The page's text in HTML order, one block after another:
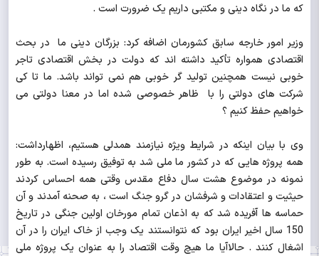
که ما در نگاه دینی و مکتبی داریم یک ضرورت است .
وزیر امور خارجه سابق کشورمان اضافه کرد: بزرگان دینی ما در بحث
اقتصادی همواره تأکید داشته اند که دولت در بخش اقتصادی تاجر
خوبی نیست همچنین تولید گر خوبی هم نمی تواند باشد. ما تا کی
شرکت های دولتی را با ظاهر خصوصی شده اما در معنا دولتی می
خواهیم حفظ کنیم ؟
وی با بیان اینکه در شرایط ویژه نیازمند همدلی هستیم، اظهارداشت:
همه پروژه هایی که در کشور ما ملی شد به توفیق رسیده است. به طور
نمونه در موضوع هشت سال دفاع مقدس وقتی همه احساس کردند
حیثیت و اعتقادات و شرفشان در گرو جنگ است ، به صحنه آمدند و آن
حماسه ها آفریده شد که به اذعان تمام مورخان اولین جنگی در تاریخ
150 سال اخیر ایران بود که نتوانستند یک وجب از خاک ایران را در آن
اشغال کنند . حالاآیا ما هیچ وقت اقتصاد را به عنوان یک پروژه ملی